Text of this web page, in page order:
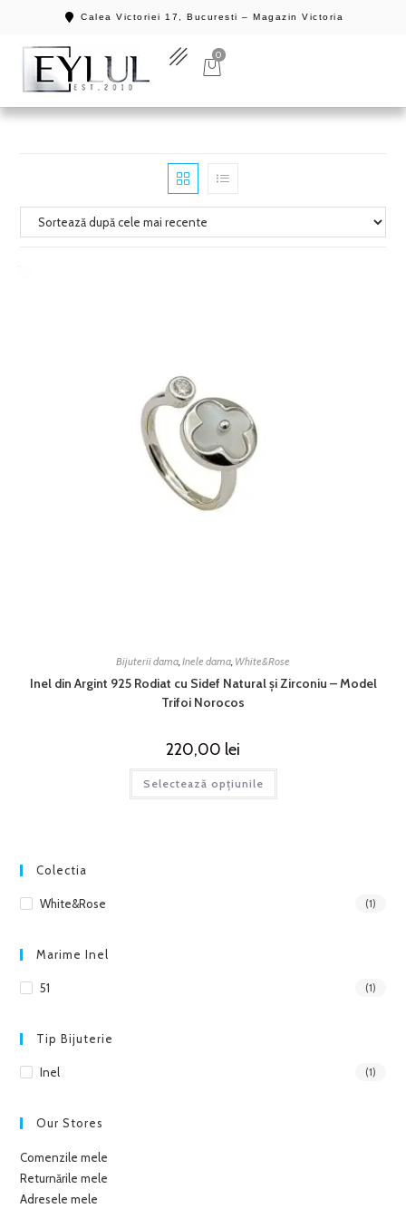
Calea Victoriei 17, Bucuresti – Magazin Victoria
0
Bijuterii dama Inele dama White&Rose
Inel din Argint 925 Rodiat cu Sidef Natural și Zirconiu – Model
Trifoi Norocos
220,00 lei
Selectează opțiunile
Colectia
White&Rose (1)
Marime Inel
51 (1)
Tip Bijuterie
Inel (1)
Our Stores
Comenzile mele
Returnările mele
Adresele mele